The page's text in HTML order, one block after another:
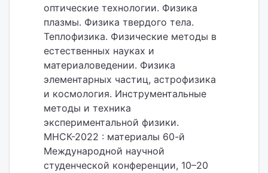
оптические технологии. Физика
плазмы. Физика твердого тела.
Теплофизика. Физические методы в
естественных науках и
материаловедении. Физика
элементарных частиц, астрофизика
и космология. Инструментальные
методы и техника
экспериментальной физики.
МНСК-2022 : материалы 60-й
Международной научной
студенческой конференции, 10–20